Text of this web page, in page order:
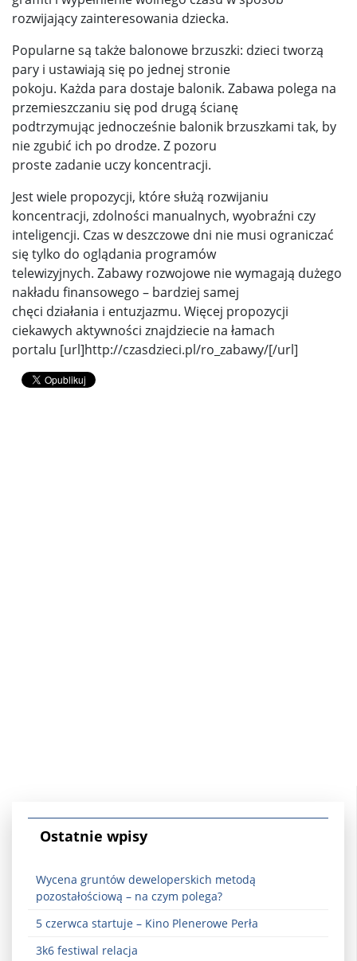
rozwijający zainteresowania dziecka.
Popularne są także balonowe brzuszki: dzieci tworzą
pary i ustawiają się po jednej stronie
pokoju. Każda para dostaje balonik. Zabawa polega na
przemieszczaniu się pod drugą ścianę
podtrzymując jednocześnie balonik brzuszkami tak, by
nie zgubić ich po drodze. Z pozoru
proste zadanie uczy koncentracji.
Jest wiele propozycji, które służą rozwijaniu
koncentracji, zdolności manualnych, wyobraźni czy
inteligencji. Czas w deszczowe dni nie musi ograniczać
się tylko do oglądania programów
telewizyjnych. Zabawy rozwojowe nie wymagają dużego
nakładu finansowego – bardziej samej
chęci działania i entuzjazmu. Więcej propozycji
ciekawych aktywności znajdziecie na łamach
portalu [url]http://czasdzieci.pl/ro_zabawy/[/url]
Ostatnie wpisy
Wycena gruntów deweloperskich metodą
pozostałościową – na czym polega?
5 czerwca startuje – Kino Plenerowe Perła
3k6 festiwal relacja